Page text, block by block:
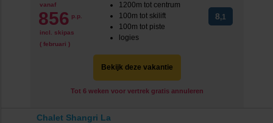
vanaf
856 p.p.
incl. skipas
( februari )
1200m tot centrum
100m tot skilift
100m tot piste
logies
8,1
Bekijk deze vakantie
Tot 6 weken voor vertrek gratis annuleren
Chalet Shangri La